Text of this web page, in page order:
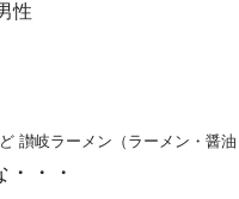
性
讃岐ラーメン（ラーメン・醤油
・・